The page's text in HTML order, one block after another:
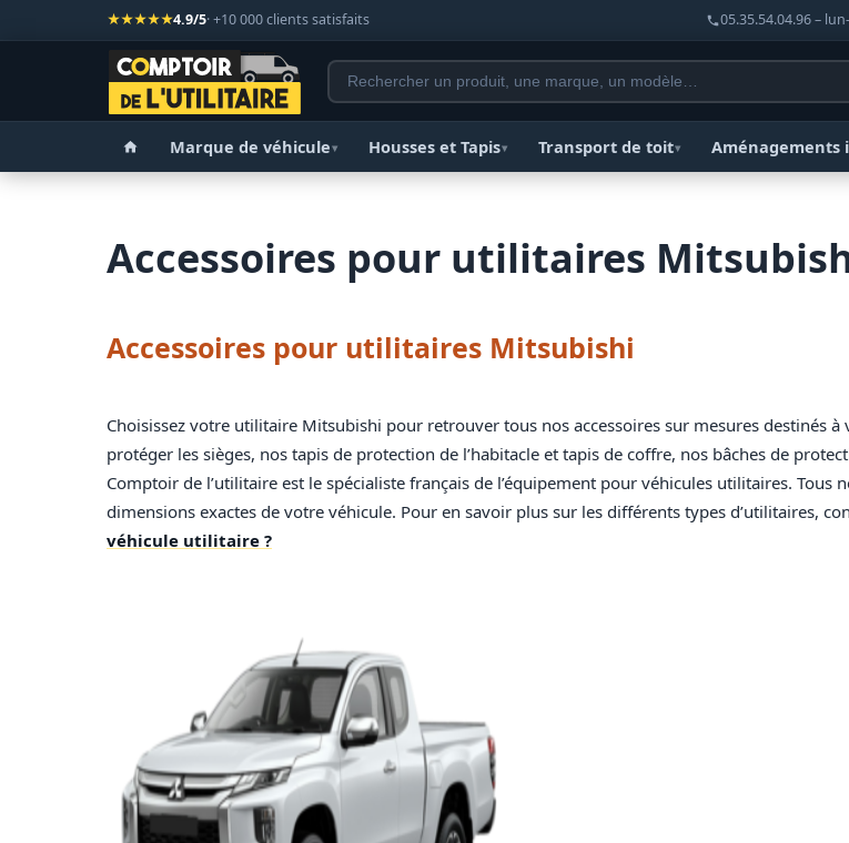
★★★★★4.9/5· +10 000 clients satisfaits 05.35.54.04.96 –
Marque de véhicule▾ Housses et Tapis▾ Transport de toit▾ Aménagements
Accessoires pour utilitaires
Accessoires pour utilitaires Mitsubishi
Choisissez votre utilitaire Mitsubishi pour retrouver tous nos accessoires sur mesures destinés
protéger les sièges, nos tapis de protection de l’habitacle et tapis de coffre, nos bâches de
Comptoir de l’utilitaire est le spécialiste français de l’équipement pour véhicules utilitaires.
dimensions exactes de votre véhicule. Pour en savoir plus sur les différents types d’utilitaires,
véhicule utilitaire ?